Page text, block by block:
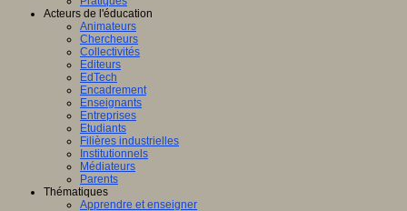
Acteurs de l'éducation
Animateurs
Chercheurs
Collectivités
Editeurs
EdTech
Encadrement
Enseignants
Entreprises
Etudiants
Filières industrielles
Institutionnels
Médiateurs
Parents
Thématiques
Apprendre et enseigner